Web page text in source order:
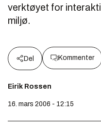
verktøyet for
miljø.
Del Kommenter
Eirik Rossen
16. mars 2006 - 12:15